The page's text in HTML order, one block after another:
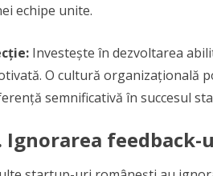
echipe unite.
Investește în dezvoltarea
O cultură organizațională
semnificativă în succesul
Ignorarea